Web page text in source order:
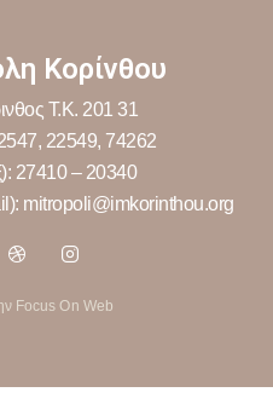
Κορίνθου
Τ.Κ. 201 31
22549, 74262
27410 – 20340
mitropoli@imkorinthou.org
Focus On Web